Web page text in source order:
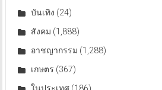
บันเทิง (24)
สังคม (1,888)
อาชญากรรม (1,288)
เกษตร (367)